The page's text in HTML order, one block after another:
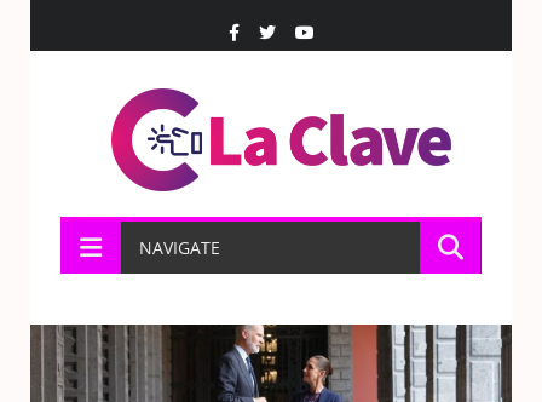
NAVIGATE